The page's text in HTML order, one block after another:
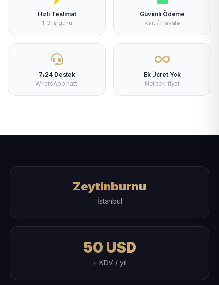
Hızlı Teslimat
1-3 iş günü
Güvenli Ödeme
Kart / Havale
7/24 Destek
WhatsApp hattı
Ek Ücret Yok
Net tek fiyat
Zeytinburnu
İstanbul
50 USD
+ KDV / yıl